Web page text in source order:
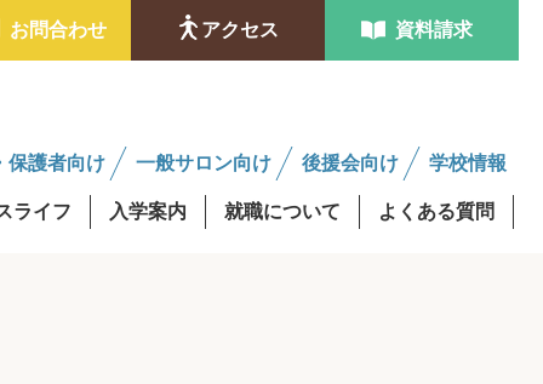
お問合わせ アクセス 資料請求
保護者向け 一般サロン向け 後援会向け 学校情報
ライフ 入学案内 就職について よくある質問